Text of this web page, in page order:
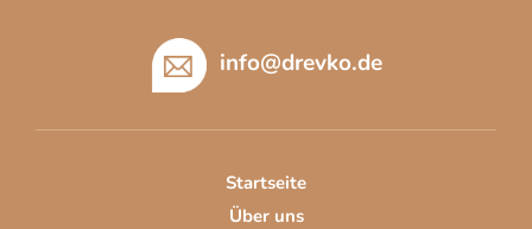
info@drevko.de
Startseite
Über uns